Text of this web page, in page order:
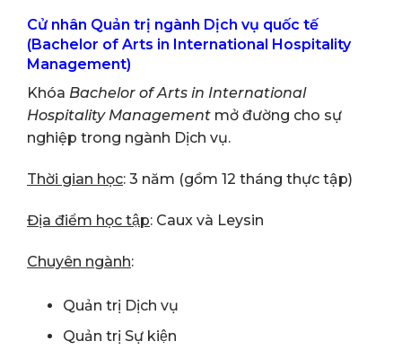
Cử nhân Quản trị ngành Dịch vụ quốc tế
(Bachelor of Arts in International Hospitality
Management)
Khóa Bachelor of Arts in International
Hospitality Management mở đường cho sự
nghiệp trong ngành Dịch vụ.
Thời gian học: 3 năm (gồm 12 tháng thực tập)
Địa điểm học tập: Caux và Leysin
Chuyên ngành:
Quản trị Dịch vụ
Quản trị Sự kiện